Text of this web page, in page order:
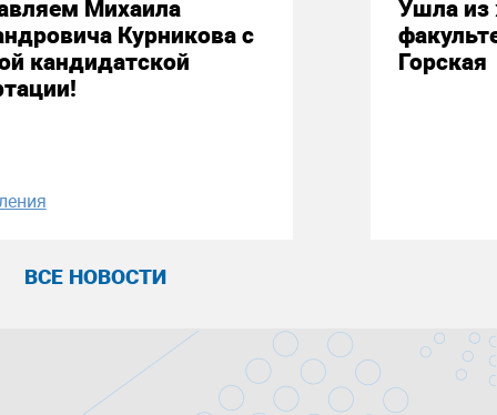
Михаила
Курникова с
кандидатской
Ушла из
Горская
ВСЕ НОВОСТИ